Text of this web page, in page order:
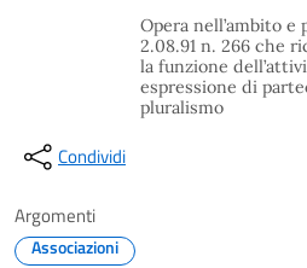
Opera nell’ambito
2.08.91 n. 266 che
la funzione
espressione di
pluralismo
Condividi
Argomenti
Associazioni